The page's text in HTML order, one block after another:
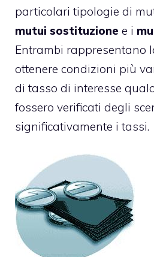
particolari tipologie di
mutui sostituzione e i
Entrambi rappresentano
ottenere condizioni più
di tasso di interesse
fossero verificati degli
significativamente i tassi.